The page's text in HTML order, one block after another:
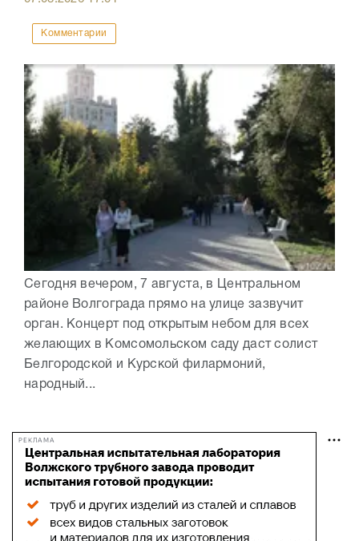
Комментарии
Сегодня вечером, 7 августа, в Центральном
районе Волгограда прямо на улице зазвучит
орган. Концерт под открытым небом для всех
желающих в Комсомольском саду даст солист
Белгородской и Курской филармоний,
народный...
РЕКЛАМА